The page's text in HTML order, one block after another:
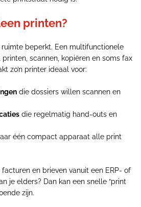
printen?
ruimte beperkt. Een multifunctionele
scannen, kopiëren en soms fax
zo’n printer ideaal voor:
die dossiers willen scannen en
die regelmatig hand-outs en
één compact apparaat alle print
en brieven vanuit een ERP- of
je elders? Dan kan een snelle “print
zijn.